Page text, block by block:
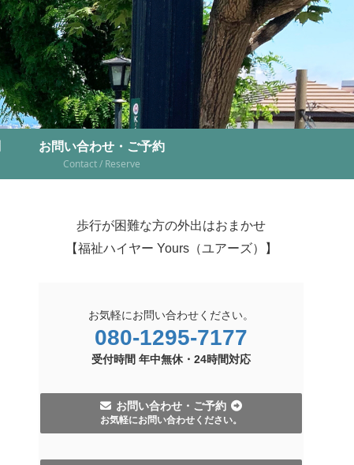
お問い合わせ・ご予約
Contact / Reserve
歩行が困難な方の外出はおまかせ
【福祉ハイヤー Yours（ユアーズ）】
お気軽にお問い合わせください。
080-1295-7177
受付時間 年中無休・ 24時間対応
お問い合わせ・ご予約
お気軽にお問い合わせください。